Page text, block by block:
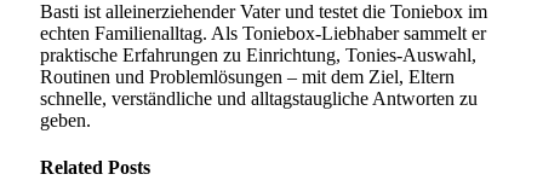
Basti ist alleinerziehender Vater und testet die Toniebox im
echten Familienalltag. Als Toniebox-Liebhaber sammelt er
praktische Erfahrungen zu Einrichtung, Tonies-Auswahl,
Routinen und Problemlösungen – mit dem Ziel, Eltern
schnelle, verständliche und alltagstaugliche Antworten zu
geben.
Related Posts